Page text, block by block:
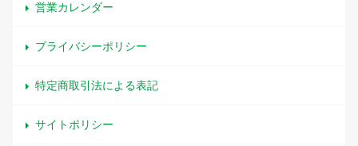
営業カレンダー
プライバシーポリシー
特定商取引法による表記
サイトポリシー